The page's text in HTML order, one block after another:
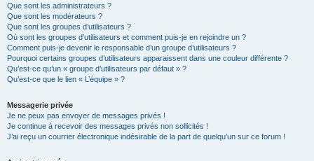
Que sont les administrateurs ?
Que sont les modérateurs ?
Que sont les groupes d’utilisateurs ?
Où sont les groupes d’utilisateurs et comment puis-je en rejoindre un ?
Comment puis-je devenir le responsable d’un groupe d’utilisateurs ?
Pourquoi certains groupes d’utilisateurs apparaissent dans une couleur différente ?
Qu’est-ce qu’un « groupe d’utilisateurs par défaut » ?
Qu’est-ce que le lien « L’équipe » ?
Messagerie privée
Je ne peux pas envoyer de messages privés !
Je continue à recevoir des messages privés non sollicités !
J’ai reçu un courrier électronique indésirable de la part de quelqu’un sur ce forum !